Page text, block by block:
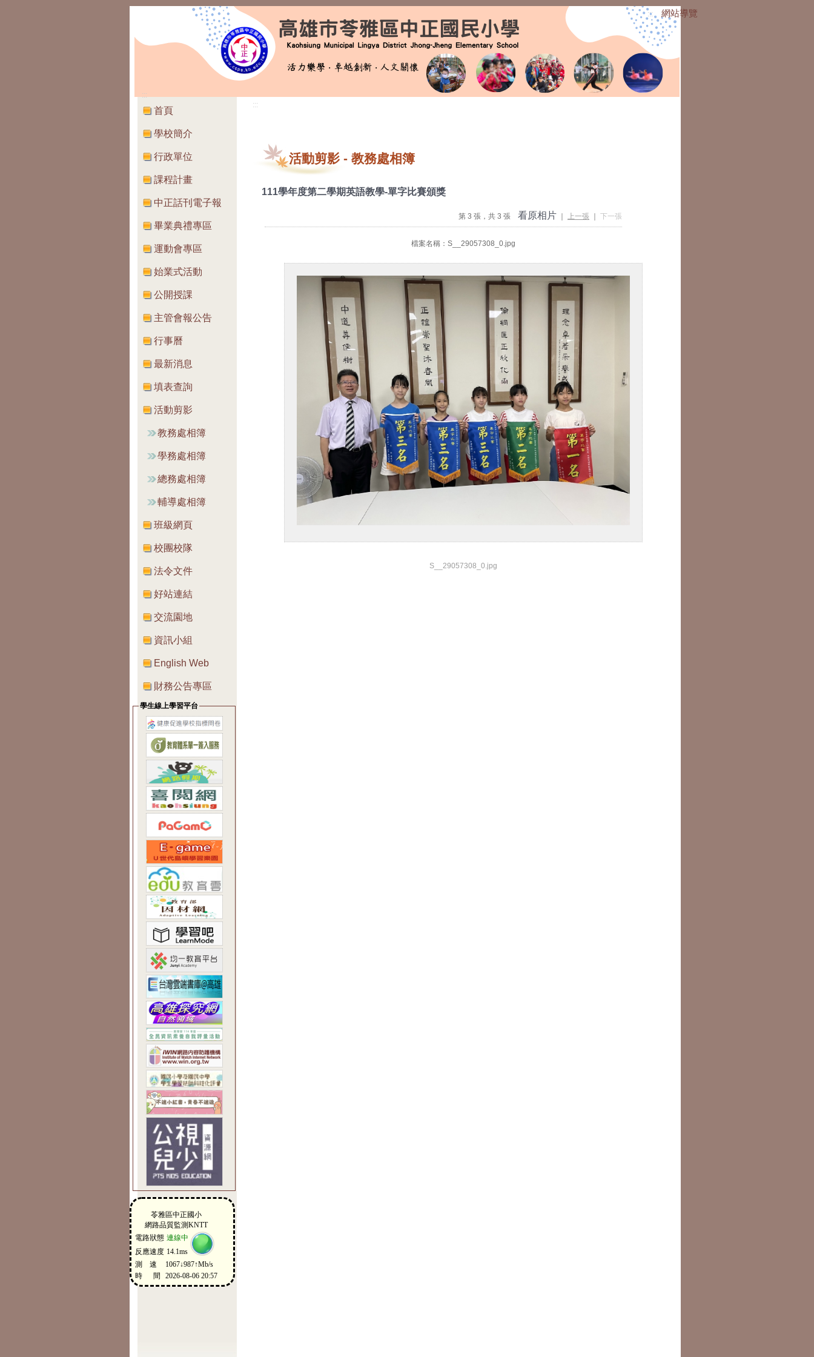
::: 網站導覽
:::
首頁
學校簡介
行政單位
課程計畫
中正話刊電子報
畢業典禮專區
運動會專區
始業式活動
公開授課
主管會報公告
行事曆
最新消息
填表查詢
活動剪影
教務處相簿
學務處相簿
總務處相簿
輔導處相簿
班級網頁
校團校隊
法令文件
好站連結
交流園地
資訊小組
English Web
財務公告專區
學生線上學習平台
:::
活動剪影 - 教務處相簿
111學年度第二學期英語教學-單字比賽頒獎
第 3 張，共 3 張 看原相片 上一張 下一張
檔案名稱：S__29057308_0.jpg
S__29057308_0.jpg